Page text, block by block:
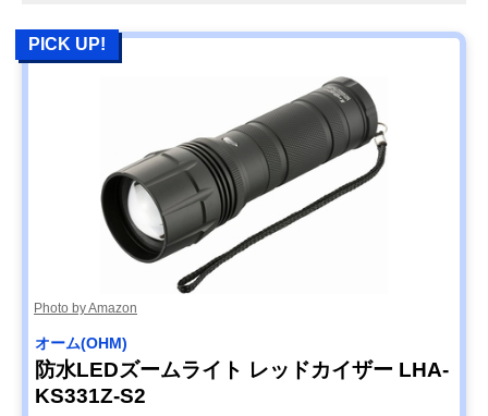
PICK UP!
Photo by Amazon
オーム(OHM)
防水LEDズームライト レッドカイザー LHA-
KS331Z-S2